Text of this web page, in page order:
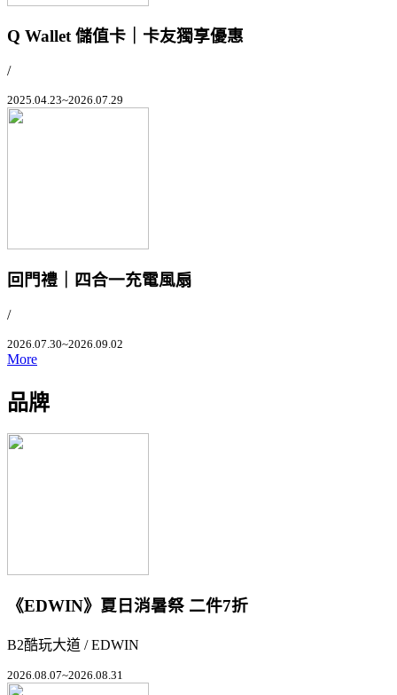
Q Wallet 儲值卡｜卡友獨享優惠
/
2025.04.23~2026.07.29
回門禮｜四合一充電風扇
/
2026.07.30~2026.09.02
More
品牌
《EDWIN》夏日消暑祭 二件7折
B2酷玩大道 / EDWIN
2026.08.07~2026.08.31